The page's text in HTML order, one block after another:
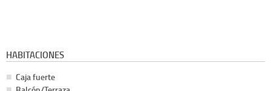
HABITACIONES
Caja fuerte